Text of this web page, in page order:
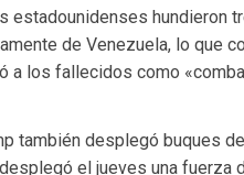
estadounidenses hundieron
de Venezuela, lo que
a los fallecidos como
también desplegó buques
el jueves una fuerza